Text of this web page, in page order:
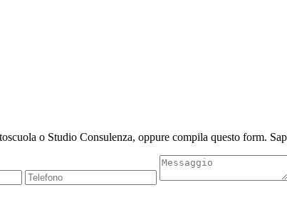
o Studio Consulenza, oppure compila questo form.